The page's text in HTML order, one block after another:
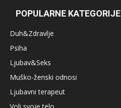
POPULARNE KATEGORIJE
Duh&Zdravlje
Psiha
Ljubav&Seks
Muško-ženski odnosi
Ljubavni terapeut